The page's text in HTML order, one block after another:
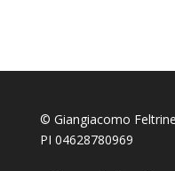
© Giangiacomo
PI 04628780969